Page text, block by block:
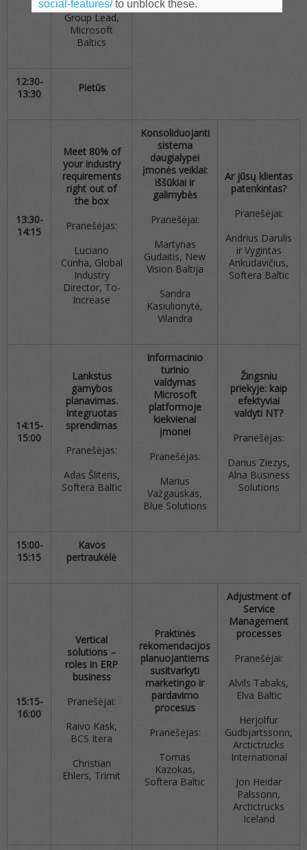
Business
Group Lead,
Microsoft
Baltics
12:30-
13:30
Pietūs
13:30-
14:15
Meet 80% of
your industry
requirements
right out of
the box
Pranešėjas:
Luciano
Cunha, Global
Industry
Director, To-
Increase
Konsoliduojanti
sistema
daugialypei
įmonės veiklai:
iššūkiai ir
galimybės
Pranešėjai:
Martynas
Gudaitis, New
Vision Baltija
Sandra
Kasiulionytė,
Vilandra
Ar jūsų klientas
patenkintas?
Pranešėjai:
Andrius Darulis
ir Vygintas
Ankudavičius,
Softera Baltic
14:15-
15:00
Lankstus
gamybos
planavimas.
Integruotas
sprendimas
Pranešėjas:
Adas Šliteris,
Softera Baltic
Informacinio
turinio
valdymas
Microsoft
platformoje
kiekvienai
įmonei
Pranešėjas:
Marius
Važgauskas,
Blue Solutions
Žingsniu
priekyje: kaip
efektyviai
valdyti NT?
Pranešėjas:
Darius Ziezys,
Alna Business
Solutions
15:00-
15:15
Kavos
pertraukėlė
15:15-
16:00
Vertical
solutions –
roles in ERP
business
Pranešėjai:
Raivo Kask,
BCS Itera
Christian
Ehlers, Trimit
Praktinės
rekomendacijos
planuojantiems
susitvarkyti
marketingo ir
pardavimo
procesus
Pranešėjas:
Tomas
Kazokas,
Softera Baltic
Adjustment of
Service
Management
processes
Pranešėjai:
Alvils Tabaks,
Elva Baltic
Herjolfur
Gudbjartssonn,
Arctictrucks
International
Jon Heidar
Palssonn,
Arctictrucks
Iceland
social-features/to unblock these.